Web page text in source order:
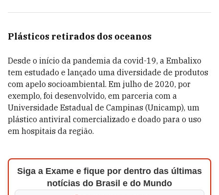
Plásticos retirados dos oceanos
Desde o início da pandemia da covid-19, a Embalixo
tem estudado e lançado uma diversidade de produtos
com apelo socioambiental. Em julho de 2020, por
exemplo, foi desenvolvido, em parceria com a
Universidade Estadual de Campinas (Unicamp), um
plástico antiviral comercializado e doado para o uso
em hospitais da região.
Siga a Exame e fique por dentro das últimas
notícias do Brasil e do Mundo